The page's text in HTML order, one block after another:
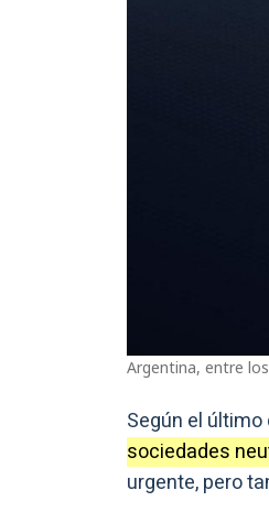
Argentina, entre
Según el
sociedades
urgente, pero